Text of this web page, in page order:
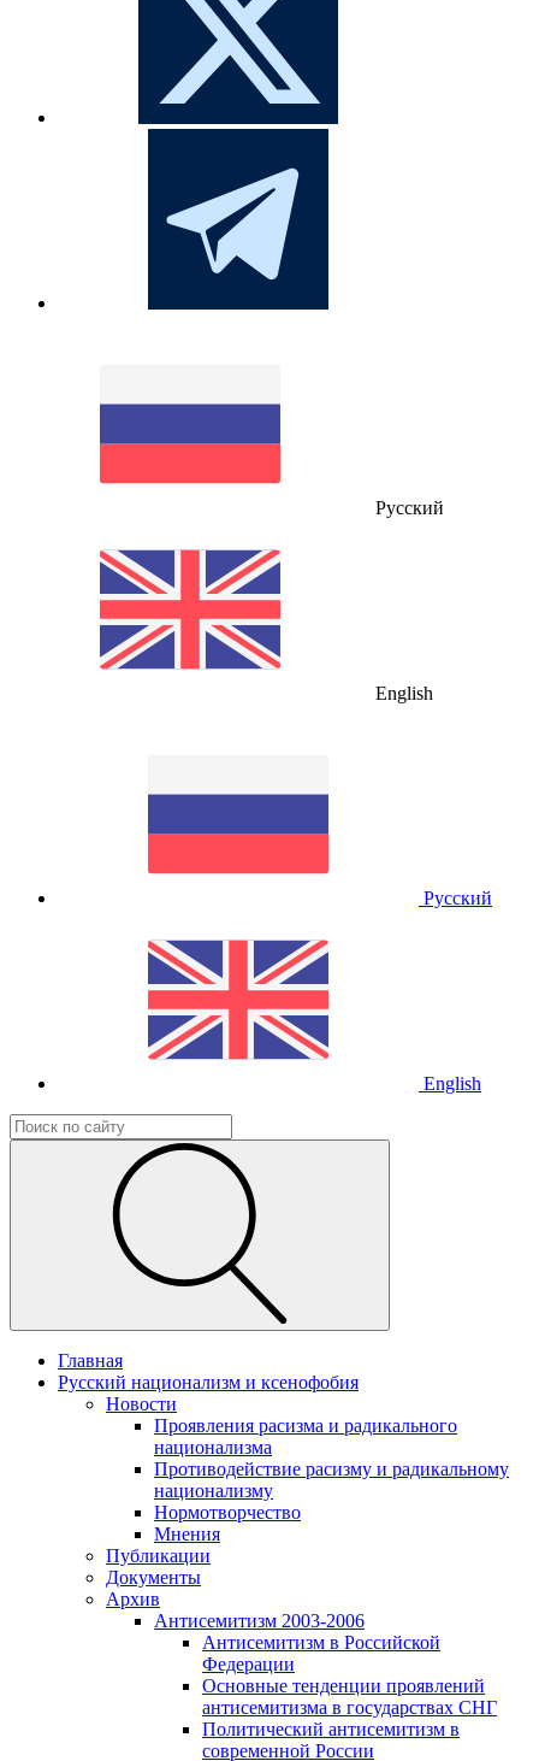
Русский
English
Русский
English
Главная
Русский национализм и ксенофобия
Новости
Проявления расизма и радикального
национализма
Противодействие расизму и радикальному
национализму
Нормотворчество
Мнения
Публикации
Документы
Архив
Антисемитизм 2003-2006
Антисемитизм в Российской
Федерации
Основные тенденции проявлений
антисемитизма в государствах СНГ
Политический антисемитизм в
современной России